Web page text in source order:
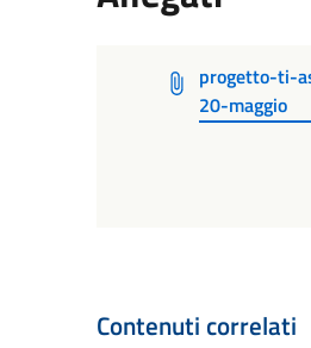
progetto-ti-
20-maggio
Contenuti correlati